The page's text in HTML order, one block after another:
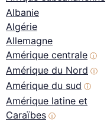
Albanie
Algérie
Allemagne
Amérique centrale ⓘ
Amérique du Nord ⓘ
Amérique du sud ⓘ
Amérique latine et
Caraïbes ⓘ